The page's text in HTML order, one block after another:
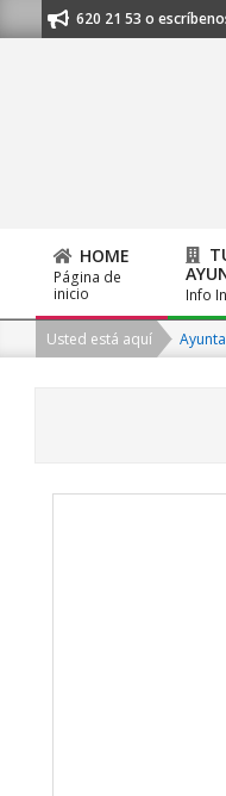
to
91 620 21 53 o escríbenos a
Primary
Navigation
Menu
HOME
Página de
inicio
Info
Usted está aquí